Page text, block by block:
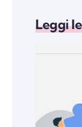
Leggi